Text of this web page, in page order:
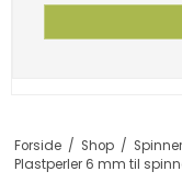
Forside / Shop /
Plastperler 6 mm til